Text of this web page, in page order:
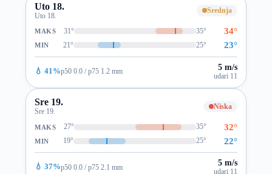
Uto 18.
Uto 18.
Srednja
MAKS 31° 35° 34°
MIN 21° 25° 23°
💧 41%p50 0.0 / p75 1.2 mm 5 m/s
udari 11
Sre 19.
Sre 19.
Niska
MAKS 27° 35° 32°
MIN 19° 25° 22°
💧 37%p50 0.0 / p75 2.1 mm 5 m/s
udari 11